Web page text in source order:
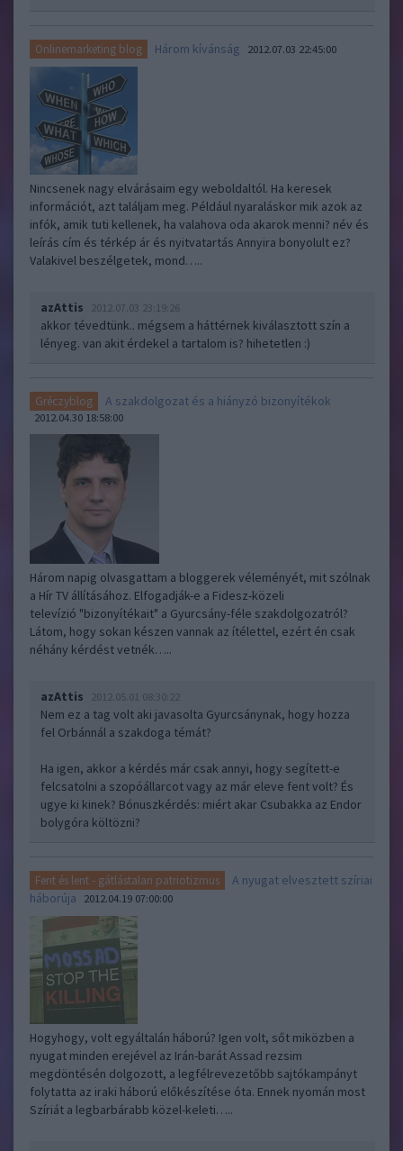
Onlinemarketing blog Három kívánság 2012.07.03 22:45:00
Nincsenek nagy elvárásaim egy weboldaltól. Ha keresek
információt, azt találjam meg. Például nyaraláskor mik azok az
infók, amik tuti kellenek, ha valahova oda akarok menni? név és
leírás cím és térkép ár és nyitvatartás Annyira bonyolult ez?
Valakivel beszélgetek, mond…..
azAttis 2012.07.03 23:19:26
akkor tévedtünk.. mégsem a háttérnek kiválasztott szín a
lényeg. van akit érdekel a tartalom is? hihetetlen :)
Gréczyblog A szakdolgozat és a hiányzó bizonyítékok
2012.04.30 18:58:00
Három napig olvasgattam a bloggerek véleményét, mit szólnak
a Hír TV állításához. Elfogadják-e a Fidesz-közeli
televízió "bizonyítékait" a Gyurcsány-féle szakdolgozatról?
Látom, hogy sokan készen vannak az ítélettel, ezért én csak
néhány kérdést vetnék…..
azAttis 2012.05.01 08:30:22
Nem ez a tag volt aki javasolta Gyurcsánynak, hogy hozza
fel Orbánnál a szakdoga témát?
Ha igen, akkor a kérdés már csak annyi, hogy segített-e
felcsatolni a szopóállarcot vagy az már eleve fent volt? És
ugye ki kinek? Bónuszkérdés: miért akar Csubakka az Endor
bolygóra költözni?
Fent és lent - gátlástalan patriotizmus
A nyugat elvesztett szíriai
háborúja
2012.04.19 07:00:00
Hogyhogy, volt egyáltalán háború? Igen volt, sőt miközben a
nyugat minden erejével az Irán-barát Assad rezsim
megdöntésén dolgozott, a legfélrevezetőbb sajtókampányt
folytatta az iraki háború előkészítése óta. Ennek nyomán most
Szíriát a legbarbárabb közel-keleti…..